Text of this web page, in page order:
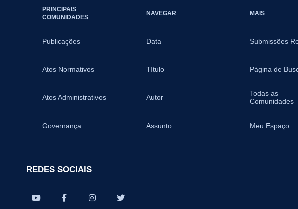
PRINCIPAIS
COMUNIDADES
Publicações
Atos Normativos
Atos Administrativos
Governança
NAVEGAR
Data
Título
Autor
Assunto
MAIS
Submissões
Página de
Todas as
Comunidades
Meu Espaço
REDES SOCIAIS